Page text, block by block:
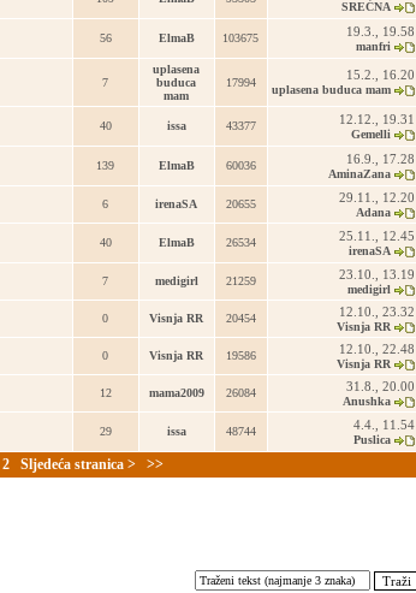
SREĆNA
56 ElmaB 103675 19.3., 19.58
manfri
7
uplasena
buduca
mam
17994
15.2., 16.20
uplasena buduca mam
40 issa 43377 12.12., 19.31
Gemelli
139 ElmaB 60036 16.9., 17.28
AminaZana
6 irenaSA 20655 29.11., 12.20
Adana
40 ElmaB 26534 25.11., 12.45
irenaSA
7 medigirl 21259 23.10., 13.19
medigirl
0 Visnja RR 20454 12.10., 23.32
Visnja RR
0 Visnja RR 19586 12.10., 22.48
Visnja RR
12 mama2009 26084 31.8., 20.00
Anushka
29 issa 48744 4.4., 11.54
Puslica
2 Sljedeća stranica > >>